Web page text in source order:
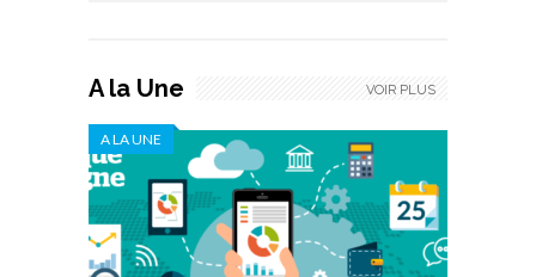
A la Une
A LA UNE
VOIR PLUS